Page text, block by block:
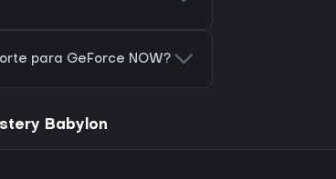
para GeForce NOW?
Babylon